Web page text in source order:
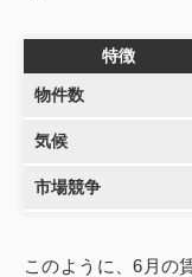
特徴
物件数
気候
市場競争
このように、6月の